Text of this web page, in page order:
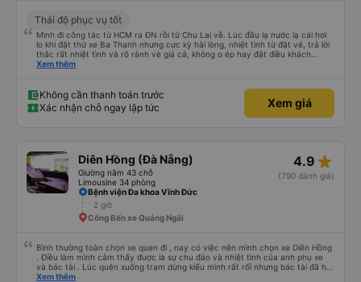
Thái độ phục vụ tốt
Mình đi công tác từ HCM ra ĐN rồi từ Chu Lai về. Lúc đầu lạ nước lạ cái hơi
lo khi đặt thử xe Ba Thanh nhưng cực kỳ hài lòng, nhiệt tình từ đặt vé, trả lời
thắc rất nhiệt tình và rõ rành vè giá cả, không o ép hay đặt điều khách
hàng. Lần tới đi công tác chắc chắn tiếp tục dùng xe nhà này!
Xem thêm
Không cần thanh toán trước
Xác nhận chỗ ngay lập tức
Xem giá
Diên Hồng (Đà Nẵng)
Giường nằm 43 chỗ
Limousine 34 phòng
4.9 star_rate
(790 đánh giá)
Bệnh viện Đa khoa Vĩnh Đức
2 giờ
Cổng Bến xe Quảng Ngãi
Bình thường toàn chọn xe quen đi , nay có việc nên mình chọn xe Diên Hồng
. Điều làm mình cảm thấy được là sự chu đáo và nhiệt tình của anh phụ xe
và bác tài . Lúc quên xuống trạm dừng kiểu mình rất rối nhưng bác tài đã hỗ
trợ mình về tận nhà . 10 điểm chất lượng 🥰
Xem thêm